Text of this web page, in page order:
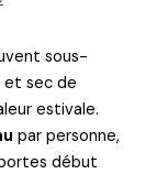
sous-
et sec de
estivale.
par personne,
début